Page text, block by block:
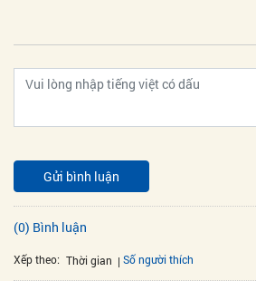
Gửi bình luận
(0) Bình luận
Xếp theo: Thời gian Số người thích